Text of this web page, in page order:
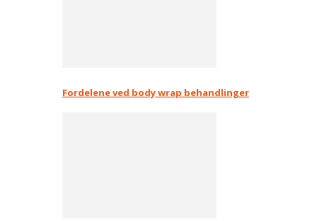
Fordelene ved body wrap behandlinger